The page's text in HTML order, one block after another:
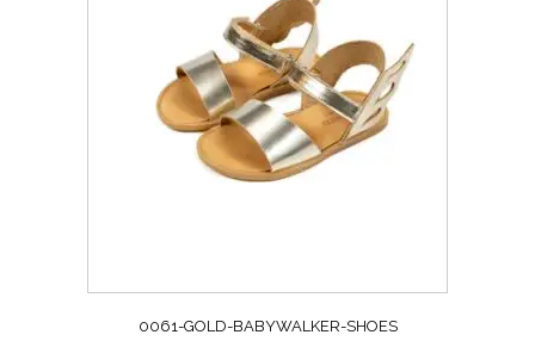
0061-GOLD-BABYWALKER-SHOES